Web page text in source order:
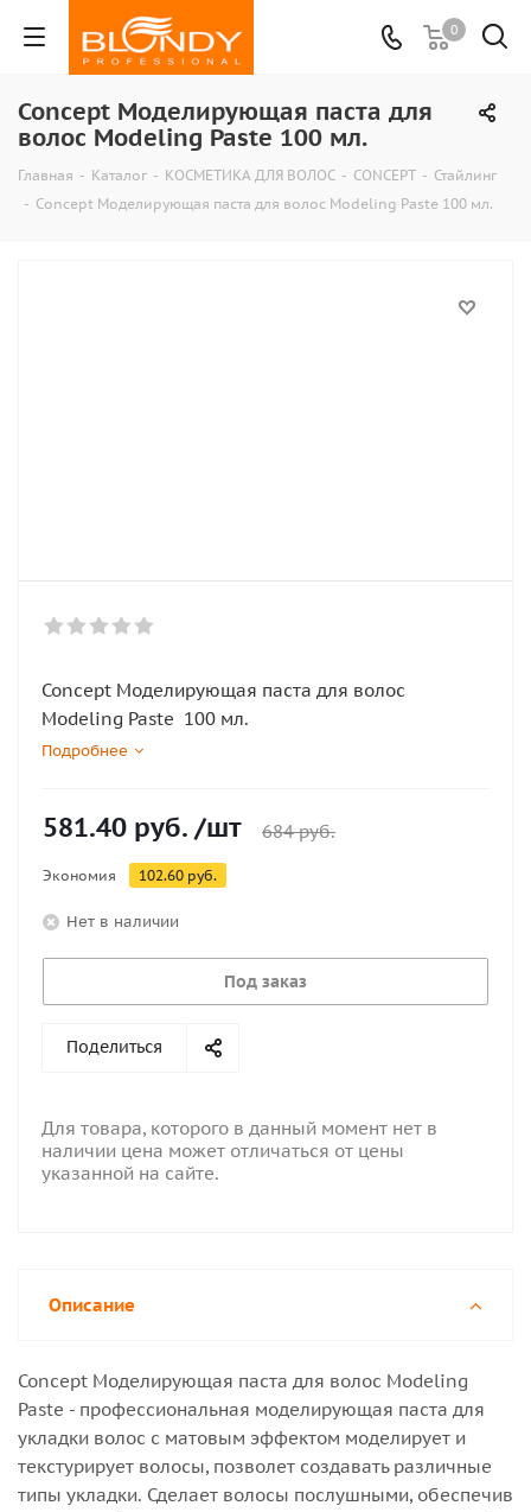
0
Concept Моделирующая паста для
волос Modeling Paste 100 мл.
Главная - Каталог - КОСМЕТИКА ДЛЯ ВОЛОС - CONCEPT - Стайлинг
- Concept Моделирующая паста для волос Modeling Paste 100 мл.
Concept Моделирующая паста для волос
Modeling Paste 100 мл.
Подробнее
581.40 руб. /шт 684руб.
Экономия 102.60 руб.
Нет в наличии
Под заказ
Поделиться
Для товара, которого в данный момент нет в
наличии цена может отличаться от цены
указанной на сайте.
Описание
Concept Моделирующая паста для волос Modeling
Paste - профессиональная моделирующая паста для
укладки волос с матовым эффектом моделирует и
текстурирует волосы, позволет создавать различные
типы укладки. Сделает волосы послушными, обеспечив